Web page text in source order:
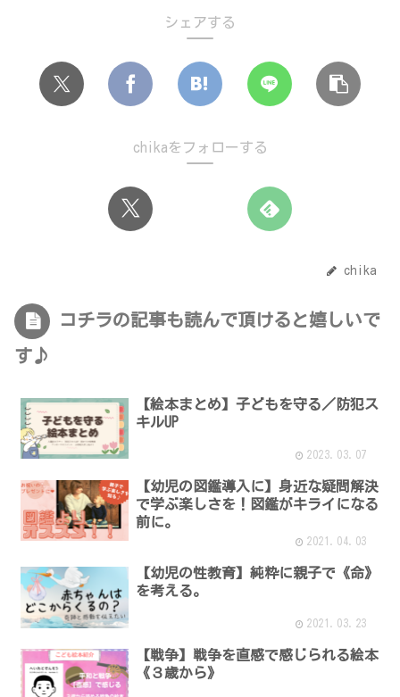
シェアする
chikaをフォローする
chika
コチラの記事も読んで頂けると嬉しいで
す♪
【絵本まとめ】子どもを守る／防犯ス
キルUP
2023.03.07
【幼児の図鑑導入に】身近な疑問解決
で学ぶ楽しさを！図鑑がキライになる
前に。
2021.04.03
【幼児の性教育】純粋に親子で《命》
を考える。
2021.03.23
【戦争】戦争を直感で感じられる絵本
《３歳から》